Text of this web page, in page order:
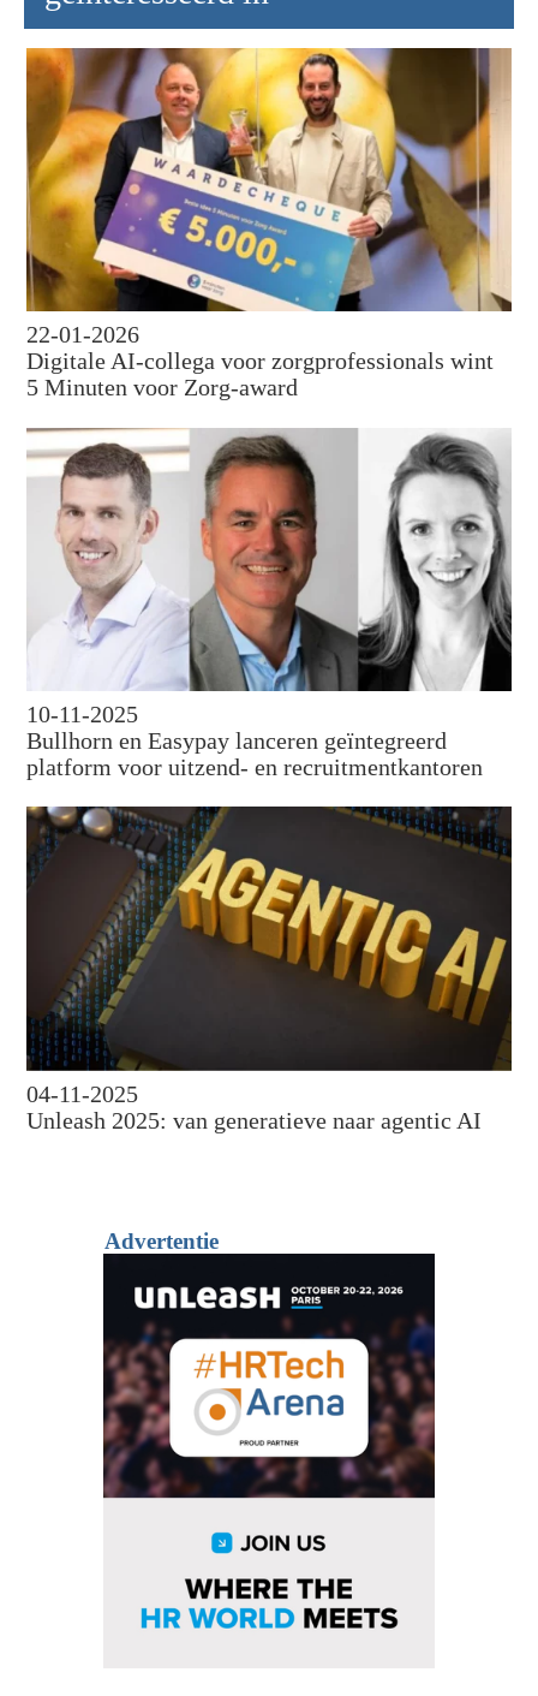
22-01-2026
Digitale AI-collega voor zorgprofessionals wint
5 Minuten voor Zorg-award
10-11-2025
Bullhorn en Easypay lanceren geïntegreerd
platform voor uitzend- en recruitmentkantoren
04-11-2025
Unleash 2025: van generatieve naar agentic AI
Advertentie